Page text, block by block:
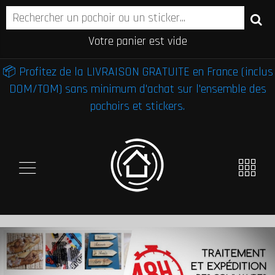
Votre panier est vide
📦 Profitez de la LIVRAISON GRATUITE en France (inclus
DOM/TOM) sans minimum d'achat sur l'ensemble des
pochoirs et stickers.